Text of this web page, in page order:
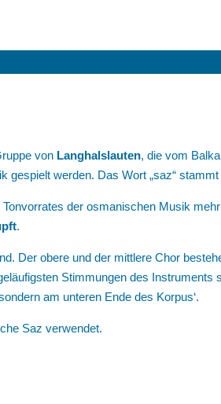
von Langhalslauten, die vom
werden. Das Wort „saz“
der osmanischen Musik
.
Der obere und der mittlere Chor
Stimmungen des Instruments
am unteren Ende des Korpus‘.
Saz verwendet.